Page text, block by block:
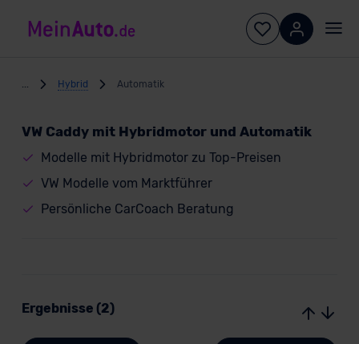
Hybrid Automatik
VW Caddy mit Hybridmotor und Automatik
Modelle mit Hybridmotor zu Top-Preisen
VW Modelle vom Marktführer
Persönliche CarCoach Beratung
Ergebnisse (2)